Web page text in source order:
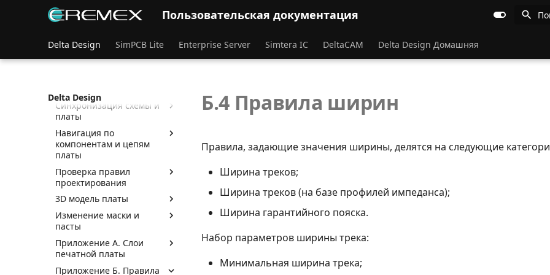
Пользовательская документация
Delta Design SimPCB Lite Enterprise Server Simtera IC DeltaCAM Delta Design Домашняя
Delta Design
Трассировка платы в
режиме «RightPCB»
режиме «TopoR»
Копирование объектов
Синхронизация схемы и
платы
Навигация по
компонентам и цепям
платы
Проверка правил
проектирования
3D модель платы
Изменение маски и
пасты
Приложение А. Слои
печатной платы
Приложение Б. Правила
Б.4 Правила ширин
Правила, задающие значения ширины, делятся на следующие
Ширина треков;
Ширина треков (на базе профилей импеданса);
Ширина гарантийного пояска.
Набор параметров ширины трека:
Минимальная ширина трека;